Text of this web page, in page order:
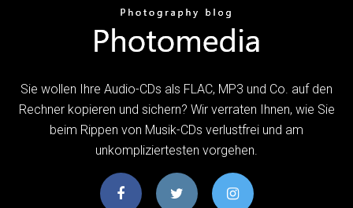
Sie wollen Ihre Audio-CDs als FLAC, MP3 und Co. auf den
Rechner kopieren und sichern? Wir verraten Ihnen, wie Sie
beim Rippen von Musik-CDs verlustfrei und am
unkompliziertesten vorgehen.